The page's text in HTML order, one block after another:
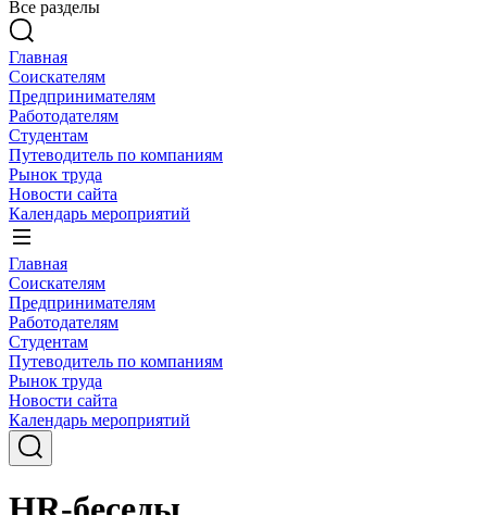
Все разделы
Главная
Соискателям
Предпринимателям
Работодателям
Студентам
Путеводитель по компаниям
Рынок труда
Новости сайта
Календарь мероприятий
Главная
Соискателям
Предпринимателям
Работодателям
Студентам
Путеводитель по компаниям
Рынок труда
Новости сайта
Календарь мероприятий